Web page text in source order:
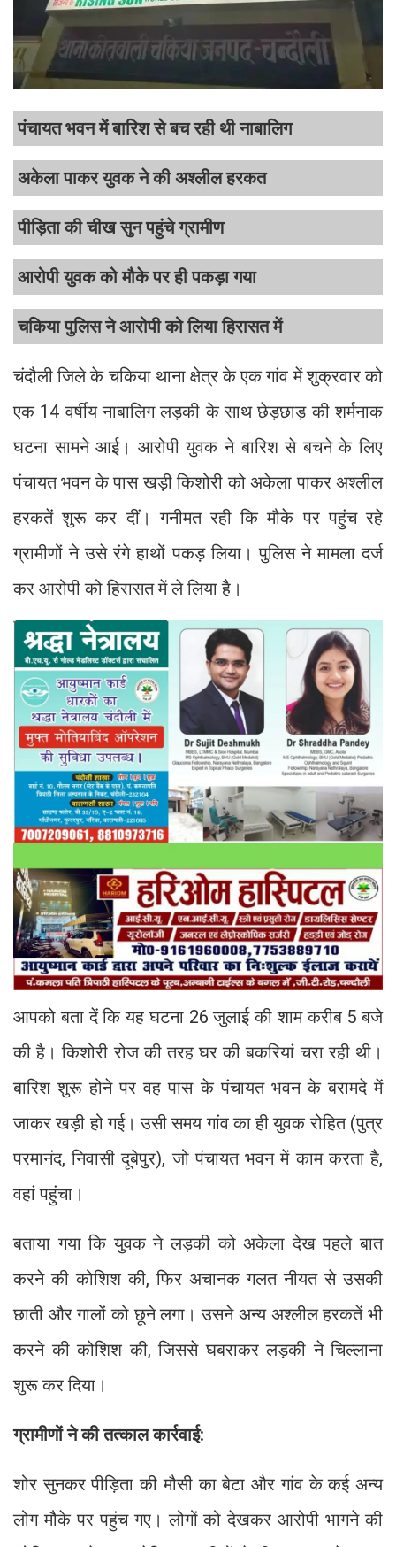
पंचायत भवन में बारिश से बच रही थी नाबालिग
अकेला पाकर युवक ने की अश्लील हरकत
पीड़िता की चीख सुन पहुंचे ग्रामीण
आरोपी युवक को मौके पर ही पकड़ा गया
चकिया पुलिस ने आरोपी को लिया हिरासत में
चंदौली जिले के चकिया थाना क्षेत्र के एक गांव में शुक्रवार को
एक 14 वर्षीय नाबालिग लड़की के साथ छेड़छाड़ की शर्मनाक
घटना सामने आई। आरोपी युवक ने बारिश से बचने के लिए
पंचायत भवन के पास खड़ी किशोरी को अकेला पाकर अश्लील
हरकतें शुरू कर दीं। गनीमत रही कि मौके पर पहुंच रहे
ग्रामीणों ने उसे रंगे हाथों पकड़ लिया। पुलिस ने मामला दर्ज
कर आरोपी को हिरासत में ले लिया है।
आपको बता दें कि यह घटना 26 जुलाई की शाम करीब 5 बजे
की है। किशोरी रोज की तरह घर की बकरियां चरा रही थी।
बारिश शुरू होने पर वह पास के पंचायत भवन के बरामदे में
जाकर खड़ी हो गई। उसी समय गांव का ही युवक रोहित (पुत्र
परमानंद, निवासी दूबेपुर), जो पंचायत भवन में काम करता है,
वहां पहुंचा।
बताया गया कि युवक ने लड़की को अकेला देख पहले बात
करने की कोशिश की, फिर अचानक गलत नीयत से उसकी
छाती और गालों को छूने लगा। उसने अन्य अश्लील हरकतें भी
करने की कोशिश की, जिससे घबराकर लड़की ने चिल्लाना
शुरू कर दिया।
ग्रामीणों ने की तत्काल कार्रवाई:
शोर सुनकर पीड़िता की मौसी का बेटा और गांव के कई अन्य
लोग मौके पर पहुंच गए। लोगों को देखकर आरोपी भागने की